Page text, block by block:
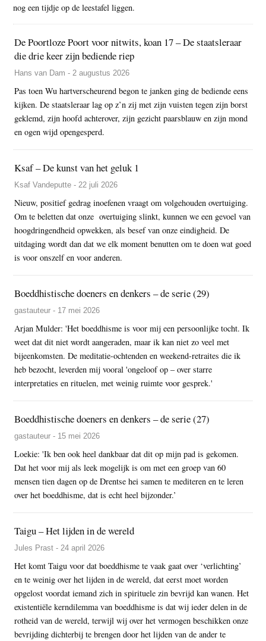
nog een tijdje op de leestafel liggen.
De Poortloze Poort voor nitwits, koan 17 – De staatsleraar
die drie keer zijn bediende riep
Hans van Dam - 2 augustus 2026
Pas toen Wu hartverscheurend begon te janken ging de bediende eens
kijken. De staatsleraar lag op z’n zij met zijn vuisten tegen zijn borst
geklemd, zijn hoofd achterover, zijn gezicht paarsblauw en zijn mond
en ogen wijd opengesperd.
Ksaf – De kunst van het geluk 1
Ksaf Vandeputte - 22 juli 2026
Nieuw, positief gedrag inoefenen vraagt om volgehouden overtuiging.
Om te beletten dat onze overtuiging slinkt, kunnen we een gevoel van
hoogdringendheid opwekken, als besef van onze eindigheid. De
uitdaging wordt dan dat we elk moment benutten om te doen wat goed
is voor onszelf en voor anderen.
Boeddhistische doeners en denkers – de serie (29)
gastauteur - 17 mei 2026
Arjan Mulder: 'Het boeddhisme is voor mij een persoonlijke tocht. Ik
weet dat dit niet wordt aangeraden, maar ik kan niet zo veel met
bijeenkomsten. De meditatie-ochtenden en weekend-retraites die ik
heb bezocht, leverden mij vooral 'ongeloof op – over starre
interpretaties en rituelen, met weinig ruimte voor gesprek.'
Boeddhistische doeners en denkers – de serie (27)
gastauteur - 15 mei 2026
Loekie: 'Ik ben ook heel dankbaar dat dit op mijn pad is gekomen.
Dat het voor mij als leek mogelijk is om met een groep van 60
mensen tien dagen op de Drentse hei samen te mediteren en te leren
over het boeddhisme, dat is echt heel bijzonder.’
Taigu – Het lijden in de wereld
Jules Prast - 24 april 2026
Het komt Taigu voor dat boeddhisme te vaak gaat over ‘verlichting’
en te weinig over het lijden in de wereld, dat eerst moet worden
opgelost voordat iemand zich in spirituele zin bevrijd kan wanen. Het
existentiële kerndilemma van boeddhisme is dat wij ieder delen in de
rotheid van de wereld, terwijl wij over het vermogen beschikken onze
bevrijding dichterbij te brengen door het lijden van de ander te